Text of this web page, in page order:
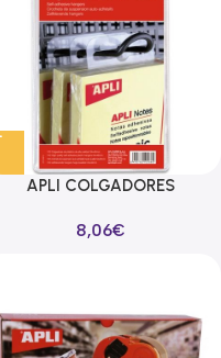
APLI COLGADORES
PACK 100U PLÁSTICO
8,06€